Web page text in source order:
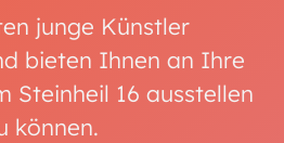
junge Künstler
bieten Ihnen an Ihre
Steinheil 16 ausstellen
können.